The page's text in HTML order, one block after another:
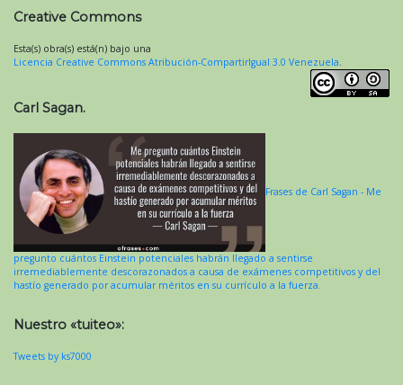
Creative Commons
Esta(s) obra(s) está(n) bajo una
Licencia Creative Commons Atribución-CompartirIgual 3.0 Venezuela.
Carl Sagan.
Frases de Carl Sagan - Me
pregunto cuántos Einstein potenciales habrán llegado a sentirse
irremediablemente descorazonados a causa de exámenes competitivos y del
hastío generado por acumular méritos en su currículo a la fuerza.
Nuestro «tuiteo»:
Tweets by ks7000